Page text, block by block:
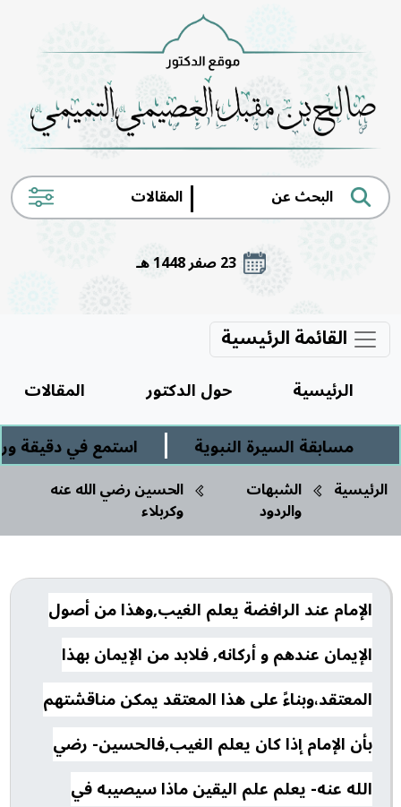
|
23 صفر 1448 هـ
القائمة الرئيسية
الرئيسية حول الدكتور
المقالات
مسابقة السيرة النبوية
| استمع في دقيقة
الرئيسية الشبهات
والردود
الحسين رضي الله عنه
وكربلاء
الإمام عند الرافضة يعلم الغيب,وهذا من أصول
الإيمان عندهم و أركانه, فلابد من الإيمان بهذا
المعتقد،وبناءً على هذا المعتقد يمكن مناقشتهم
بأن الإمام إذا كان يعلم الغيب,فالحسين- رضي
الله عنه- يعلم علم اليقين ماذا سيصيبه في